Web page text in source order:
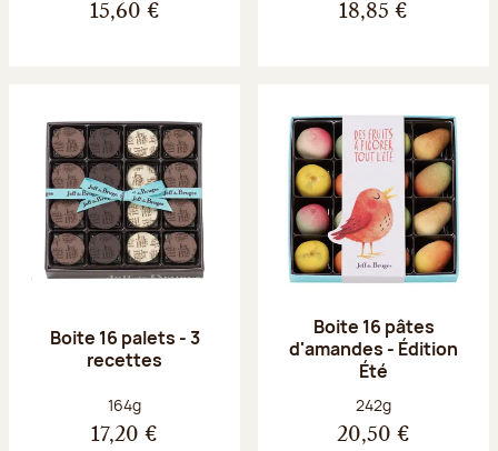
15,60 € 18,85 €
Boite 16 palets - 3
recettes
Poids net :
164g
17,20 €
Boite 16 pâtes
d'amandes - Édition
Été
Poids net :
242g
20,50 €